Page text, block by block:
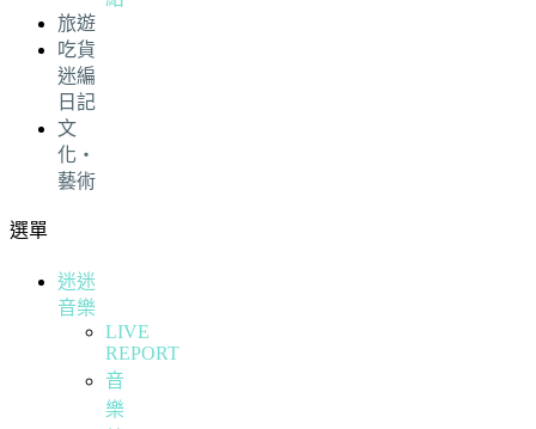
旅遊
吃貨
迷編
日記
文
化・
藝術
選單
迷迷
音樂
LIVE
REPORT
音
樂